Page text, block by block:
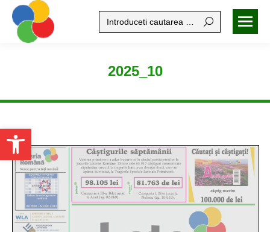
Open toolbar
Search:
2025_10